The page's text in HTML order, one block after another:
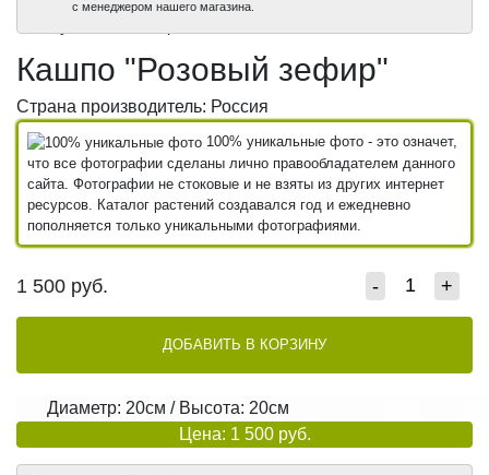
100%
с менеджером нашего магазина.
Кашпо "Розовый зефир"
Страна производитель: Россия
100% уникальные фото - это означет,
что все фотографии сделаны лично правообладателем данного
сайта. Фотографии не стоковые и не взяты из других интернет
ресурсов. Каталог растений создавался год и ежедневно
пополняется только уникальными фотографиями.
1 500 руб. - +
ДОБАВИТЬ В КОРЗИНУ
Диаметр: 20см / Высота: 20см
Цена: 1 500 руб.